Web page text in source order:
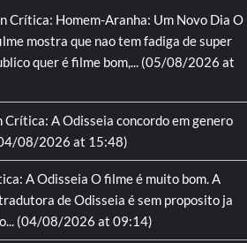
Crítica: Homem-Aranha: Um Novo Dia O
mostra que nao tem fadiga de super
quer é filme bom,... (05/08/2026 at
Crítica: A Odisseia concordo em genero
08/2026 at 15:48)
A Odisseia O filme é muito bom. A
de Odisseia é sem proposito ja
(04/08/2026 at 09:14)